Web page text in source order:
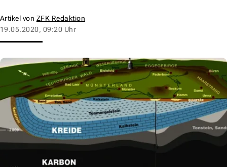
Artikel von ZFK Redaktion
19.05.2020, 09:20 Uhr